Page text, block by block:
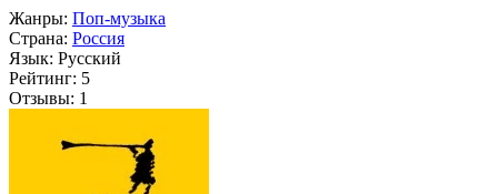
Жанры: Поп-музыка
Страна: Россия
Язык: Русский
Рейтинг: 5
Отзывы: 1